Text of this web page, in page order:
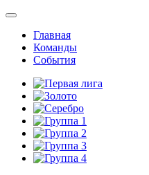
Главная
Команды
События